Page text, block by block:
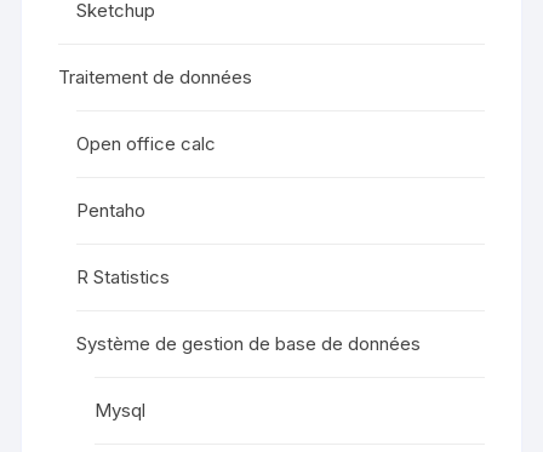
Sketchup
Traitement de données
Open office calc
Pentaho
R Statistics
Système de gestion de base de données
Mysql